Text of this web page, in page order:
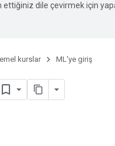
ettiğiniz dile çevirmek için
kurslar ML'ye giriş